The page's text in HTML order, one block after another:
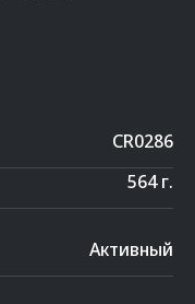
CR0286
564 г.
Активный